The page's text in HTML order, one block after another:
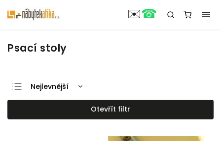
Psací stoly
Nejlevnější
Nejdražší
Nejprodávanější
Otevřít filtr
✉️☎